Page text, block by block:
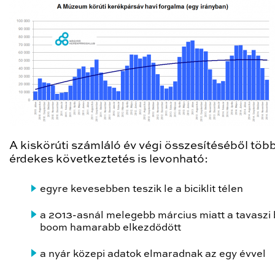
A kiskörúti számláló év végi összesítéséből
érdekes következtetés is levonható:
egyre kevesebben teszik le a biciklit télen
a 2013-asnál melegebb március miatt a tavaszi
boom hamarabb elkezdődött
a nyár közepi adatok elmaradnak az egy évvel